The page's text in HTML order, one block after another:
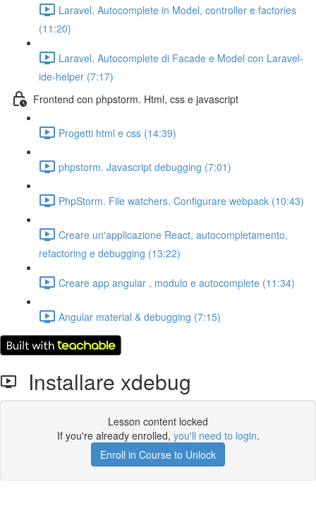
Laravel. Autocomplete in Model, controller e factories
(11:20)
Laravel. Autocomplete di Facade e Model con Laravel-
ide-helper (7:17)
Frontend con phpstorm. Html, css e javascript
Progetti html e css (14:39)
phpstorm. Javascript debugging (7:01)
PhpStorm. File watchers. Configurare webpack (10:43)
Creare un'applicazione React, autocompletamento,
refactoring e debugging (13:22)
Creare app angular , modulo e autocomplete (11:34)
Angular material & debugging (7:15)
Installare xdebug
Lesson content locked
If you're already enrolled, you'll need to login.
Enroll in Course to Unlock